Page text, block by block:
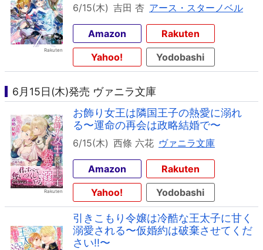
6/15(木) 吉田 杏 アース・スターノベル
Amazon
Rakuten
Yahoo!
Yodobashi
6月15日(木)発売 ヴァニラ文庫
お飾り女王は隣国王子の熱愛に溺れ
る〜運命の再会は政略結婚で〜
6/15(木) 西條 六花 ヴァニラ文庫
Amazon
Rakuten
Yahoo!
Yodobashi
引きこもり令嬢は冷酷な王太子に甘く
溺愛される〜仮婚約は破棄させてくだ
さい!!〜